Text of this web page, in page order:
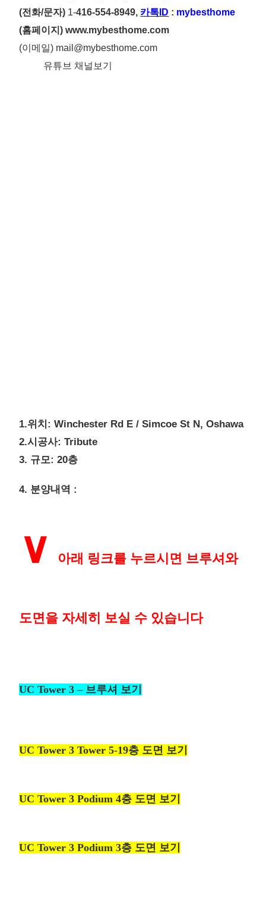
(전화/문자) 1-416-554-8949, 카톡ID : mybesthome
(홈페이지) www.mybesthome.com
(이메일) mail@mybesthome.com
유튜브 채널보기
1.위치: Winchester Rd E / Simcoe St N, Oshawa
2.시공사: Tribute
3. 규모: 20층
4. 분양내역 :
∨ 아래 링크를 누르시면 브루셔와
도면을 자세히 보실 수 있습니다
UC Tower 3 – 브루셔 보기
UC Tower 3 Tower 5-19층 도면 보기
UC Tower 3 Podium 4층 도면 보기
UC Tower 3 Podium 3층 도면 보기